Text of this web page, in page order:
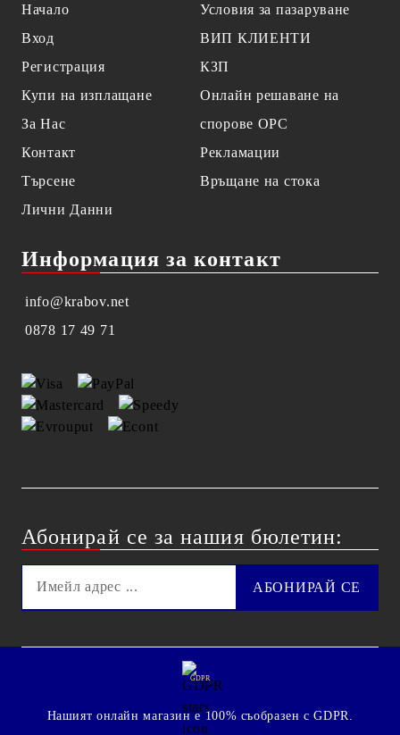
Начало
Вход
Регистрация
Купи на изплащане
За Нас
Контакт
Търсене
Лични Данни
Условия за пазаруване
ВИП КЛИЕНТИ
КЗП
Онлайн решаване на
спорове OPC
Рекламации
Връщане на стока
Информация за контакт
info@krabov.net
0878 17 49 71
Абонирай се за нашия бюлетин:
GDPR
Нашият онлайн магазин е 100% съобразен с GDPR.